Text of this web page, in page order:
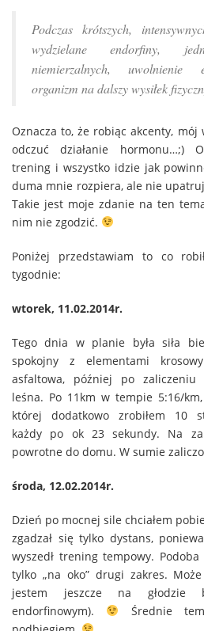
Podczas krótszych,
wydzielane endorfiny,
niemierzalnych, uwolnienie
organizm na dalszy wysiłek
Oznacza to, że robiąc akcenty, mój
odczuć działanie hormonu…;)
trening i wszystko idzie jak
duma mnie rozpiera, ale nie
Takie jest moje zdanie na ten
nim nie zgodzić.
Poniżej przedstawiam to co
tygodnie:
wtorek, 11.02.2014r.
Tego dnia w planie była siła
spokojny z elementami
asfaltowa, później po zaliczeniu
leśna. Po 11km w tempie 5:16/
której dodatkowo zrobiłem 10
każdy po ok 23 sekundy. Na
powrotne do domu. W sumie
środa, 12.02.2014r.
Dzień po mocnej sile chciałem
zgadzał się tylko dystans,
wyszedł trening tempowy.
tylko „na oko” drugi zakres.
jestem jeszcze na głodzie
endorfinowym).
Średnie